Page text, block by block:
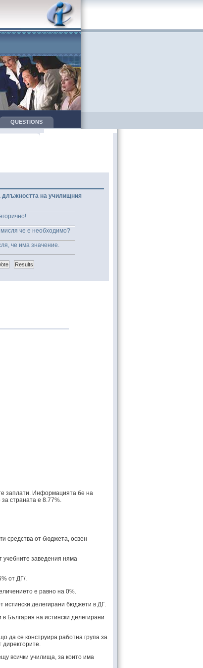
QUESTIONS
на училищния
че е необходимо?
че има значение.
заплати. Информацията бе на
страната е 8.77%.
средства от бюджета, освен
учебните заведения няма
от ДГ/.
е равно на 0%.
делегирани бюджети в ДГ.
България на истински делегирани
да се конструира работна група за
всички училища, за които има